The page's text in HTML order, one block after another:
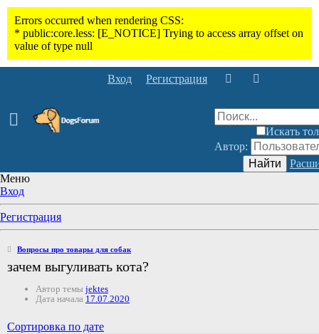
Вход Регистрация
Искать
Автор:
Найти
Меню
Вход
Регистрация
Вопросы про товары для собак
зачем выгуливать кота?
Автор темы jektes
Дата начала 17.07.2020
Сортировка по дате